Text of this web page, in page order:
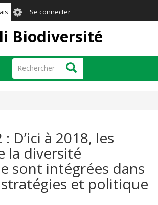
User
account
menu
Se connecter
Biodiversité
Rechercher Rechercher
D’ici à 2018, les
la diversité
sont intégrées dans
stratégies et politique